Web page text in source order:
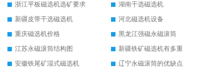
浙江平板磁选机选矿要求
湖南干选磁选机
新疆皮带干选磁选机
河北磁选机设备
重庆磁选机价格
黑龙江强磁永磁滚筒
江苏永磁滚筒结构图
新疆铁矿磁选机有多重
安徽铁尾矿湿式磁选机
辽宁永磁滚筒的优缺点